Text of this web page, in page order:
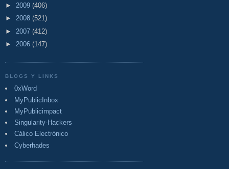
► 2009 (406)
► 2008 (521)
► 2007 (412)
► 2006 (147)
BLOGS Y LINKS
0xWord
MyPublicInbox
MyPublicimpact
Singularity-Hackers
Cálico Electrónico
Cyberhades